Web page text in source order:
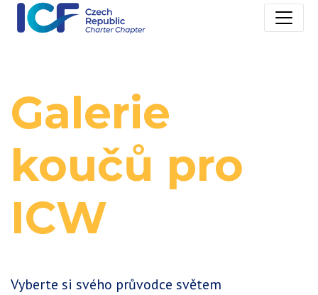
Galerie
koučů pro
ICW
Vyberte si svého průvodce světem